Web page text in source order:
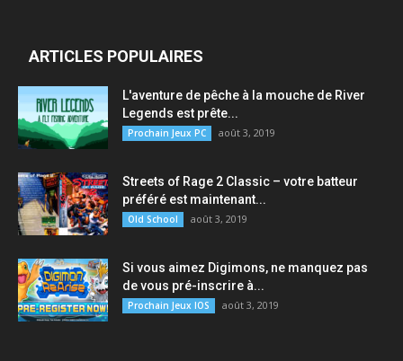
ARTICLES POPULAIRES
L'aventure de pêche à la mouche de River
Legends est prête...
Prochain Jeux PC août 3, 2019
Streets of Rage 2 Classic – votre batteur
préféré est maintenant...
Old School août 3, 2019
Si vous aimez Digimons, ne manquez pas
de vous pré-inscrire à...
Prochain Jeux IOS août 3, 2019